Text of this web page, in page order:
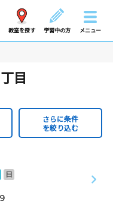
教室を探す 学習中の方 メニュー
目
さらに条件
を絞り込む
日